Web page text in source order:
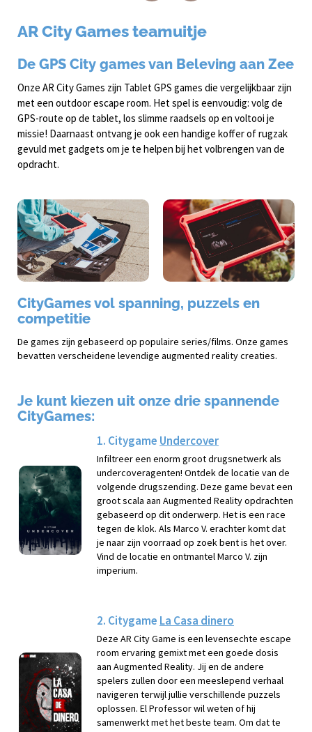
AR City Games teamuitje
De GPS City games van Beleving aan Zee
Onze AR City Games zijn Tablet GPS games die vergelijkbaar zijn
met een outdoor escape room. Het spel is eenvoudig: volg de
GPS-route op de tablet, los slimme raadsels op en voltooi je
missie! Daarnaast ontvang je ook een handige koffer of rugzak
gevuld met gadgets om je te helpen bij het volbrengen van de
opdracht.
CityGames vol spanning, puzzels en
competitie
De games zijn gebaseerd op populaire series/films. Onze games
bevatten verscheidene levendige augmented reality creaties.
Je kunt kiezen uit onze drie spannende
CityGames:
1. Citygame Undercover
Infiltreer een enorm groot drugsnetwerk als
undercoveragenten! Ontdek de locatie van de
volgende drugszending. Deze game bevat een
groot scala aan Augmented Reality opdrachten
gebaseerd op dit onderwerp. Het is een race
tegen de klok. Als Marco V. erachter komt dat
je naar zijn voorraad op zoek bent is het over.
Vind de locatie en ontmantel Marco V. zijn
imperium.
2. Citygame La Casa dinero
Deze AR City Game is een levensechte escape
room ervaring gemixt met een goede dosis
aan Augmented Reality. Jij en de andere
spelers zullen door een meeslepend verhaal
navigeren terwijl jullie verschillende puzzels
oplossen. El Professor wil weten of hij
samenwerkt met het beste team. Om dat te